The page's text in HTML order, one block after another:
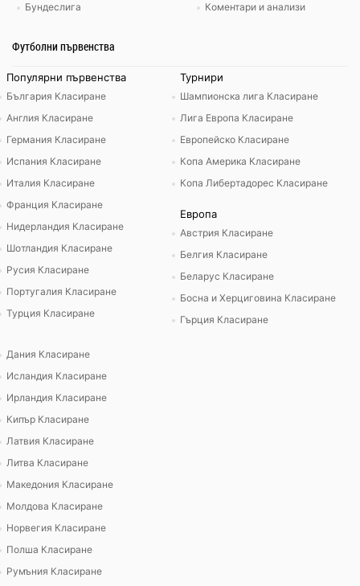
Бундеслига
Коментари и анализи
Футболни първенства
Популярни първенства
България Класиране
Англия Класиране
Германия Класиране
Испания Класиране
Италия Класиране
Франция Класиране
Нидерландия Класиране
Шотландия Класиране
Русия Класиране
Португалия Класиране
Турция Класиране
Турнири
Шампионска лига Класиране
Лига Европа Класиране
Европейско Класиране
Копа Америка Класиране
Копа Либертадорес Класиране
Европа
Австрия Класиране
Белгия Класиране
Беларус Класиране
Босна и Херциговина Класиране
Гърция Класиране
Дания Класиране
Исландия Класиране
Ирландия Класиране
Кипър Класиране
Латвия Класиране
Литва Класиране
Македония Класиране
Молдова Класиране
Норвегия Класиране
Полша Класиране
Румъния Класиране